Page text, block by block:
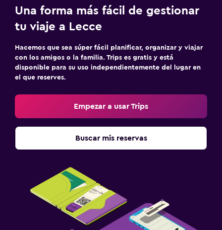
Una forma más fácil de gestionar
tu viaje a Lecce
Hacemos que sea súper fácil planificar, organizar y viajar
con los amigos o la familia. Trips es gratis y está
disponible para su uso independientemente del lugar en
el que reserves.
Empezar a usar Trips
Buscar mis reservas